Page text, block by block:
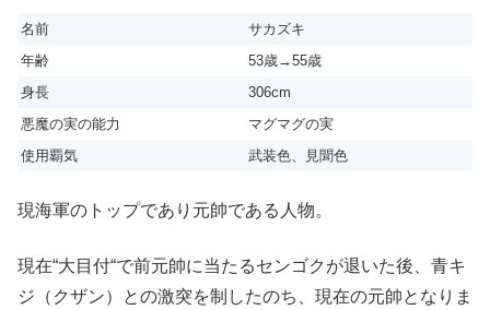
名前
サカズキ
年齢
53歳→55歳
身長
306cm
悪魔の実の能力
マグマグの実
使用覇気
武装色、見聞色
現海軍のトップであり元帥である人物。
現在“大目付“で前元帥に当たるセンゴクが退いた後、青キ
ジ（クザン）との激突を制したのち、現在の元帥となりま